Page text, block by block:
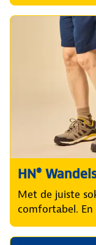
HN®
Met de juiste
comfortabel. En